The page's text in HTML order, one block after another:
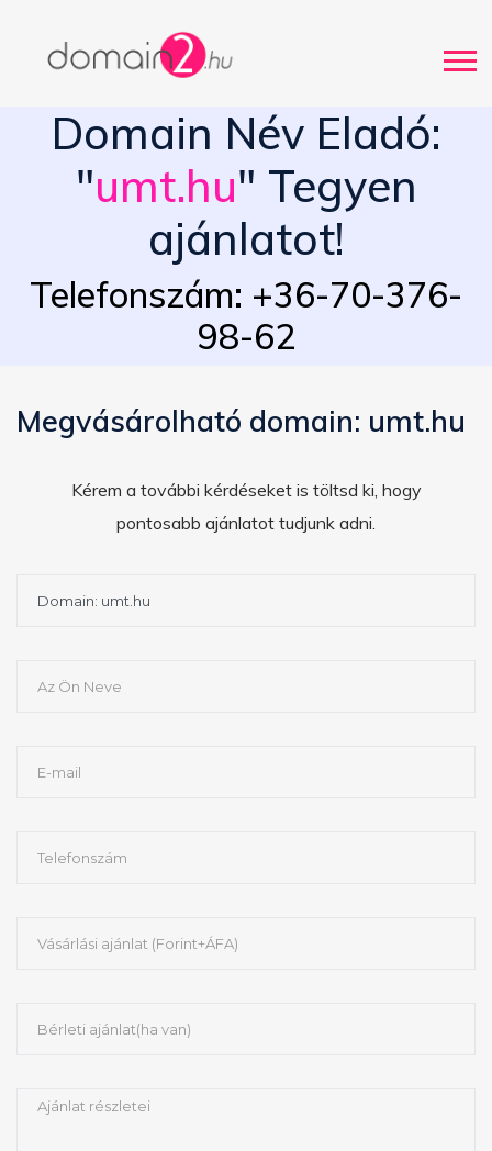
Domain Név Eladó:
"umt.hu" Tegyen
ajánlatot!
Telefonszám: +36-70-376-
98-62
Megvásárolható domain: umt.hu
Kérem a további kérdéseket is töltsd ki, hogy
pontosabb ajánlatot tudjunk adni.